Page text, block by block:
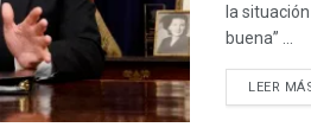
la
buena” ...
LEER